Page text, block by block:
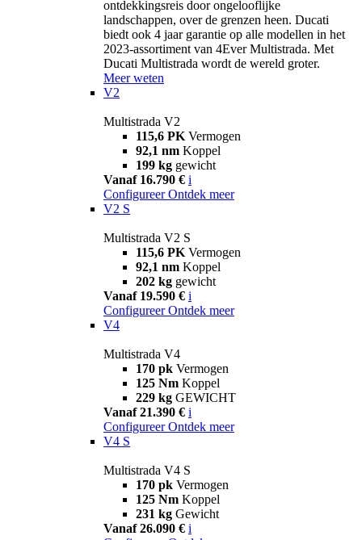
ontdekkingsreis door ongelooflijke
landschappen, over de grenzen heen. Ducati
biedt ook 4 jaar garantie op alle modellen in het
2023-assortiment van 4Ever Multistrada. Met
Ducati Multistrada wordt de wereld groter.
Meer weten
V2
Multistrada V2
115,6 PK Vermogen
92,1 nm Koppel
199 kg gewicht
Vanaf 16.790 € i
Configureer Ontdek meer
V2 S
Multistrada V2 S
115,6 PK Vermogen
92,1 nm Koppel
202 kg gewicht
Vanaf 19.590 € i
Configureer Ontdek meer
V4
Multistrada V4
170 pk Vermogen
125 Nm Koppel
229 kg GEWICHT
Vanaf 21.390 € i
Configureer Ontdek meer
V4 S
Multistrada V4 S
170 pk Vermogen
125 Nm Koppel
231 kg Gewicht
Vanaf 26.090 € i